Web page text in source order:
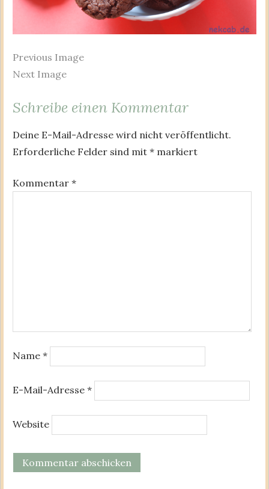
Previous Image
Next Image
Schreibe einen Kommentar
Deine E-Mail-Adresse wird nicht veröffentlicht.
Erforderliche Felder sind mit * markiert
Kommentar *
Name *
E-Mail-Adresse *
Website